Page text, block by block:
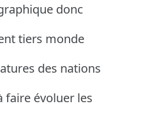
donc
tiers monde
des nations
faire évoluer les